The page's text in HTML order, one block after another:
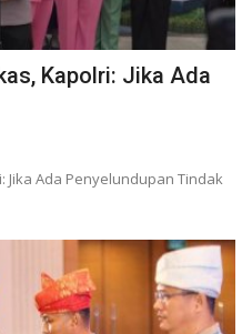
Kapolri: Jika Ada
Jika Ada Penyelundupan Tindak